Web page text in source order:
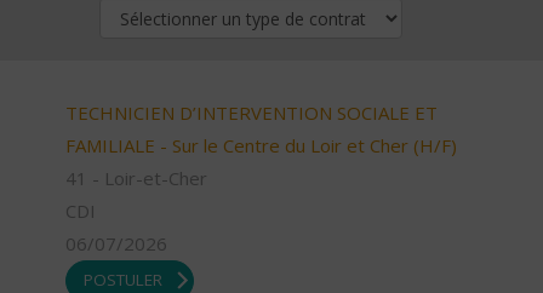
TECHNICIEN D’INTERVENTION SOCIALE ET
FAMILIALE - Sur le Centre du Loir et Cher (H/F)
41 - Loir-et-Cher
CDI
06/07/2026
POSTULER